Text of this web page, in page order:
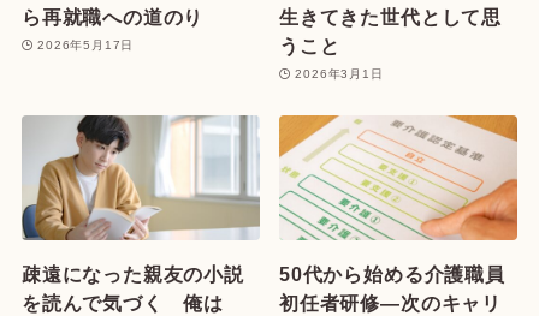
ら再就職への道のり
2026年5月17日
生きてきた世代として思
うこと
2026年3月1日
疎遠になった親友の小説
を読んで気づく 俺は
50代から始める介護職員
初任者研修—次のキャリ